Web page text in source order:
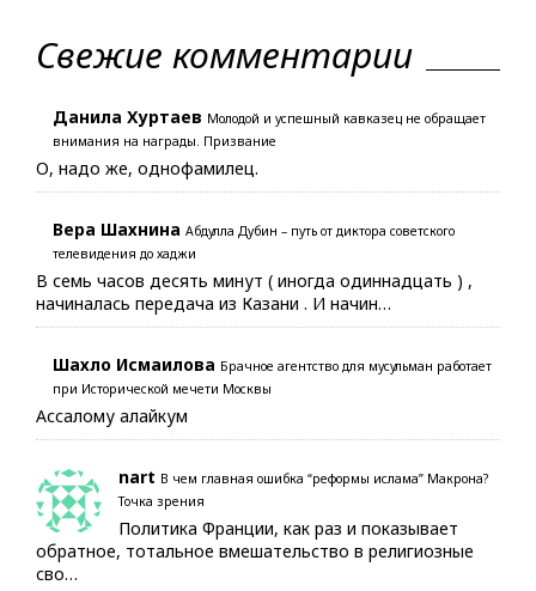
Свежие комментарии
Данила Хуртаев Молодой и успешный кавказец не обращает
внимания на награды. Призвание
О, надо же, однофамилец.
Вера Шахнина Абдулла Дубин – путь от диктора советского
телевидения до хаджи
В семь часов десять минут ( иногда одиннадцать ) ,
начиналась передача из Казани . И начин…
Шахло Исмаилова Брачное агентство для мусульман работает
при Исторической мечети Москвы
Ассалому алайкум
nart В чем главная ошибка “реформы ислама” Макрона?
Точка зрения
Политика Франции, как раз и показывает
обратное, тотальное вмешательство в религиозные
сво…